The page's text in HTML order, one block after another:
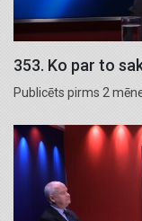
353. Ko par to
Publicēts pirms 2